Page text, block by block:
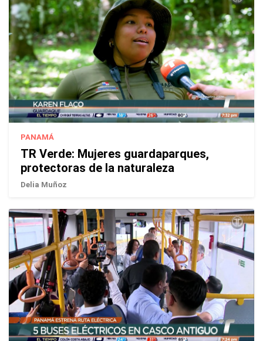
PANAMÁ
TR Verde: Mujeres guardaparques,
protectoras de la naturaleza
Delia Muñoz